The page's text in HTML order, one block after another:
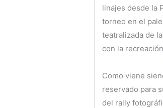
linajes desde la
torneo en el
teatralizada de
con la
Como viene
reservado para
del rally